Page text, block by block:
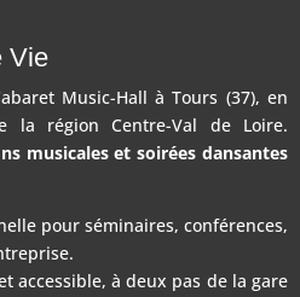
Vie
Music-Hall à Tours (37), en
la région Centre-Val de Loire.
musicales et soirées dansantes
pour séminaires, conférences,
accessible, à deux pas de la gare